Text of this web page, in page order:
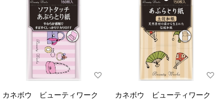
カネボウ ビューティワーク
カネボウ ビューティワーク